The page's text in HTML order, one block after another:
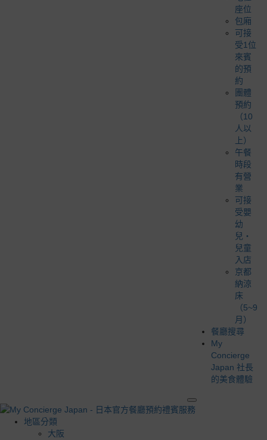
座位
包廂
可接
受1位
來賓
的預
約
團體
預約
（10
人以
上）
午餐
時段
有營
業
可接
受嬰
幼
兒・
兒童
入店
京都
納涼
床
（5~9
月）
餐廳搜尋
My
Concierge
Japan 社長
的美食體驗
地區分類
大阪